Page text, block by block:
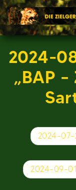
Skip
to
content
2024-
„BAP
2024-07-
2024-09-